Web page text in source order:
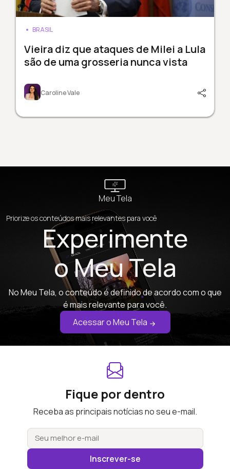
BRASIL
Vieira diz que ataques de Milei a Lula
são de uma grosseria nunca vista
Caroline Vale
Meu Tela
Priorize os conteúdos mais relevantes para você
Experimente
o Meu Tela
No Meu Tela, o conteúdo é definido de acordo com o que
é mais relevante para você.
Acessar o Meu Tela
Fique por dentro
Receba as principais notícias no seu e-mail.
Inscrever-se